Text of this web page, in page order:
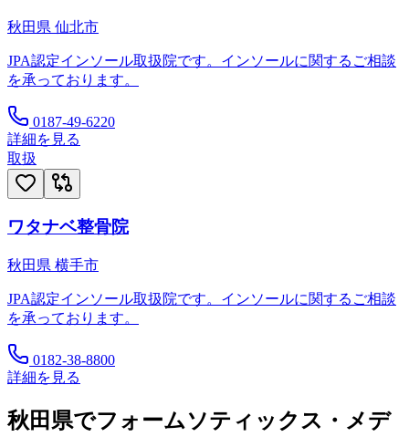
秋田県 仙北市
JPA認定インソール取扱院です。インソールに関するご相談
を承っております。
0187-49-6220
詳細を見る
取扱
ワタナベ整骨院
秋田県 横手市
JPA認定インソール取扱院です。インソールに関するご相談
を承っております。
0182-38-8800
詳細を見る
秋田県でフォームソティックス・メデ